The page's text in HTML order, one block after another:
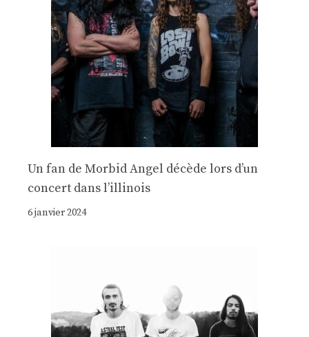
Un fan de Morbid Angel décède lors d’un
concert dans l’illinois
6 janvier 2024